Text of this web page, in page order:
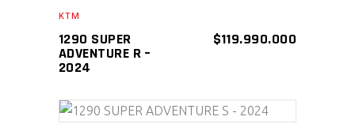
KTM
1290 SUPER
ADVENTURE R –
2024
$119.990.000